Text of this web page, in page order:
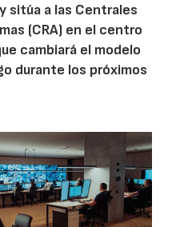
sitúa a las Centrales
(CRA) en el centro
cambiará el modelo
durante los próximos